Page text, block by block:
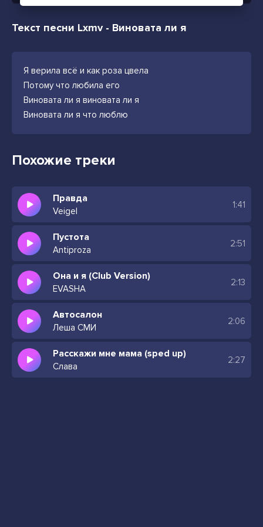
Текст песни Lxmv - Виновата ли я
Я верила всё и как роза цвела
Потому что любила его
Виновата ли я виновата ли я
Виновата ли я что люблю
Похожие треки
Правда
Veigel
1:41
Пустота
Antiproza
2:51
Она и я (Club Version)
EVASHA
2:13
Автосалон
Леша СМИ
2:06
Расскажи мне мама (sped up)
Слава
2:27